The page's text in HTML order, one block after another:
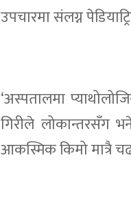
उपचारमा संलग्न
‘अस्पतालमा
गिरीले लोकान्तरसँग
आकस्मिक किमो मात्रै